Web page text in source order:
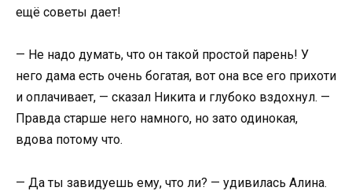
ещё советы дает!
— Не надо думать, что он такой простой парень! У
него дама есть очень богатая, вот она все его прихоти
и оплачивает, — сказал Никита и глубоко вздохнул. —
Правда старше него намного, но зато одинокая,
вдова потому что.
— Да ты завидуешь ему, что ли? — удивилась Алина.